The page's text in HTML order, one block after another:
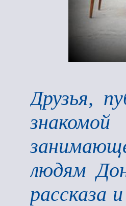
Друзья,
людям
рассказа